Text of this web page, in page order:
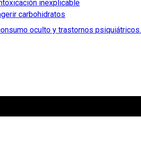
inexplicable
carbohidratos
oculto y trastornos psiquiátricos.